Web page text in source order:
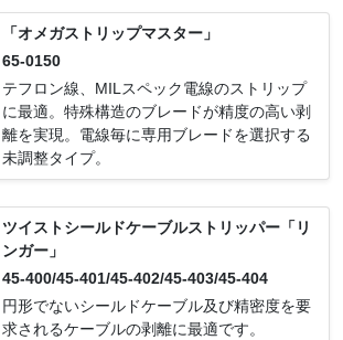
-1/45-1513-1/45-1654-1/L-5211/45-1608-1/
L-5210/45-1773-1/45-1774-1/45-1939-1/55
-1773-1/45-1551-1/45-2500-1/55-1987-1/45
-1611-1/45-2541-1/45-2543-1/55-2543-1/45
-2542-1/45-2544-1/45-2686-1/45-2565-1/45
-2564-1/55-2564-1/55-2933-1/55-2934-1/55
-2905-1/45-2811-1/45-2775-1/55-2775-1/45
-2776-1/L-5563/L-5560/55-5560-1/L-5561/
55-1500-1/55-2693-1/45-2618-1/55-2685-1/
45-1957-1/55-2902-1/45-1192-1/45-1159-1/
45-1302-1/45-1610-1/L-5562/L-5564/55-29
01-1/45-1609-1/45-1523-1/45-1672-1/45-16
33-1/55-1633-1/45-1925-1/45-1924-1/L-55
1/55-2685-1/55-2687-1/55-2693-1/55-2775-
1/55-2811-1/55-2824-1/55-2901-1/ 55-2902
-1/55-2933-1/55-2934-1/55-5560-1/55-3002
-1
「オメガストリップマスター」
65-0150
テフロン線、MILスペック電線のストリップ
に最適。特殊構造のブレードが精度の高い剥
離を実現。電線毎に専用ブレードを選択する
未調整タイプ。
ツイストシールドケーブルストリッパー「リ
ンガー」
45-400/45-401/45-402/45-403/45-404
円形でないシールドケーブル及び精密度を要
求されるケーブルの剥離に最適です。